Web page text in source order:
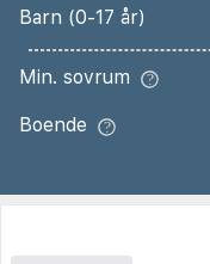
Barn (0-17 år)
Min. sovrum
Boende